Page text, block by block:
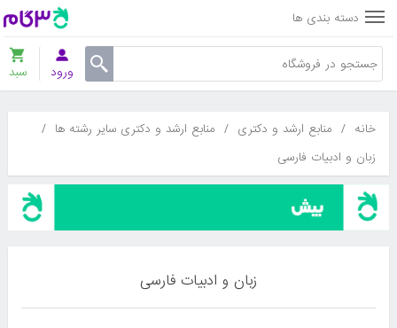
دسته بندی ها
ورود سبد
خانه / منابع ارشد و دکتری / منابع ارشد و دکتری سایر رشته ها /
زبان و ادبیات فارسی
زبان و ادبیات فارسی